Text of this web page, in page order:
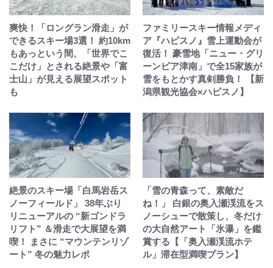
爽快！「ロングラン滑走」が
できるスキー場3選！ 約10km
もあっという間、「世界でこ
こだけ」とされる絶景や「富
士山」が見える展望スポット
も
ファミリースキー情報メディ
ア『ハピスノ』雪上運動会が
復活！ 豪雪地「ニュー・グリ
ーンピア津南」で全15家族が
雪をもとかす真剣勝負！ 【新
潟県観光協会×ハピスノ】
絶景のスキー場「白馬岩岳ス
ノーフィールド」 38年ぶり
リニューアルの “新ゴンドラ
リフト” ＆滑走で大展望を満
喫！ まさに “マウンテンリゾ
ート” 冬の魅力レポ
「雪の青森って、素敵だ
ね！」 白銀の奥入瀬渓流をス
ノーシューで散策し、冬だけ
の大自然アート「氷瀑」を鑑
賞する【「奥入瀬渓流ホテ
ル」滞在型満喫プラン】